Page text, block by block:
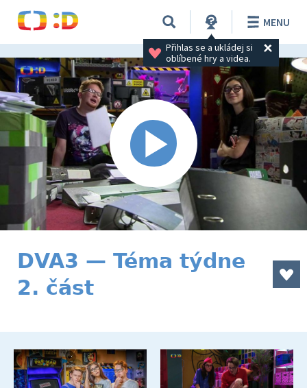
Přihlas se a ukládej si
oblíbené hry a videa.
MENU
DVA3 — Téma týdne
2. část